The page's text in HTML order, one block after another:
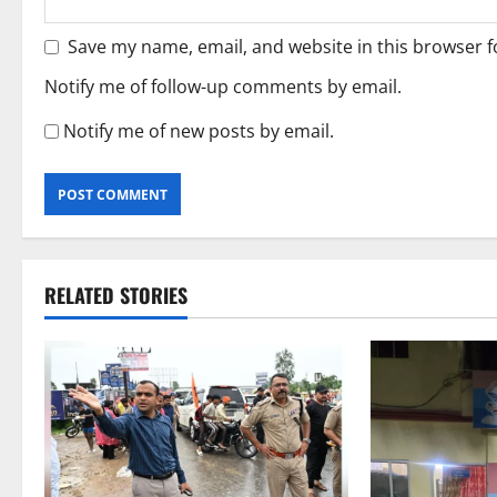
Save my name, email, and website in this browser
Notify me of follow-up comments by email.
Notify me of new posts by email.
RELATED STORIES